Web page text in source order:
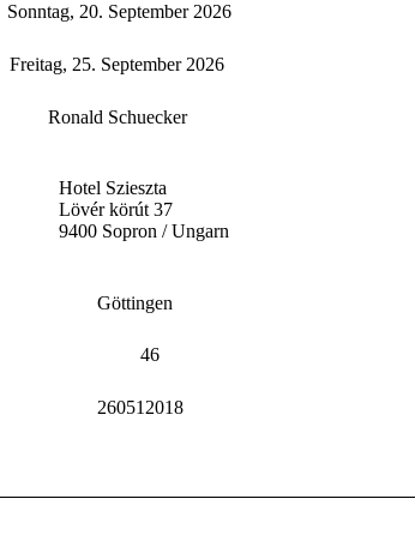
Sonntag, 20. September 2026
Freitag, 25. September 2026
Ronald Schuecker
Hotel Szieszta
Lövér körút 37
9400 Sopron / Ungarn
Göttingen
46
260512018